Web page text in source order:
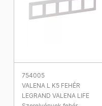
754005
VALENA L K5 FEHÉR
LEGRAND VALENA LIFE